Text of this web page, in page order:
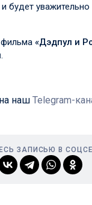
будет уважительно
«Дэдпул и
наш Telegram-
ЗАПИСЬЮ В